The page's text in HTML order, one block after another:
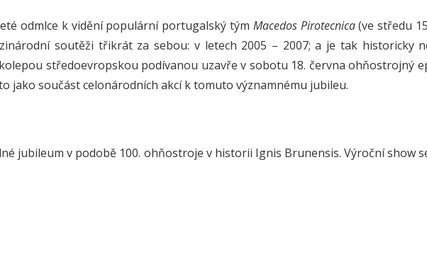
odmlce k vidění populární portugalský tým Macedos Pirotecnica(ve středu
soutěži třikrát za sebou: v letech 2005 – 2007; a je tak historicky
středoevropskou podívanou uzavře v sobotu 18. června ohňostrojný
jako součást celonárodních akcí k tomuto významnému jubileu.
jubileum v podobě 100. ohňostroje v historii Ignis Brunensis. Výroční show